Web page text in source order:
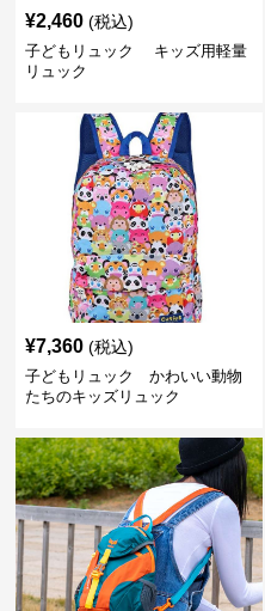
¥2,460 (税込)
子どもリュック キッズ用軽量
リュック
¥7,360 (税込)
子どもリュック かわいい動物
たちのキッズリュック